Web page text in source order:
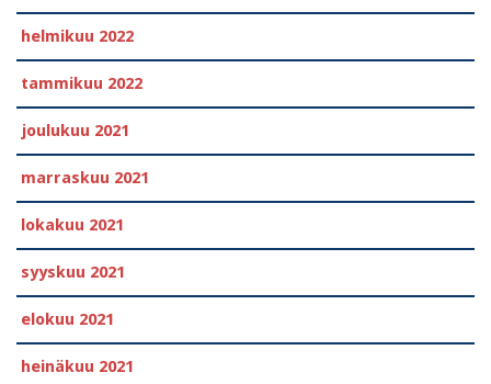
helmikuu 2022
tammikuu 2022
joulukuu 2021
marraskuu 2021
lokakuu 2021
syyskuu 2021
elokuu 2021
heinäkuu 2021